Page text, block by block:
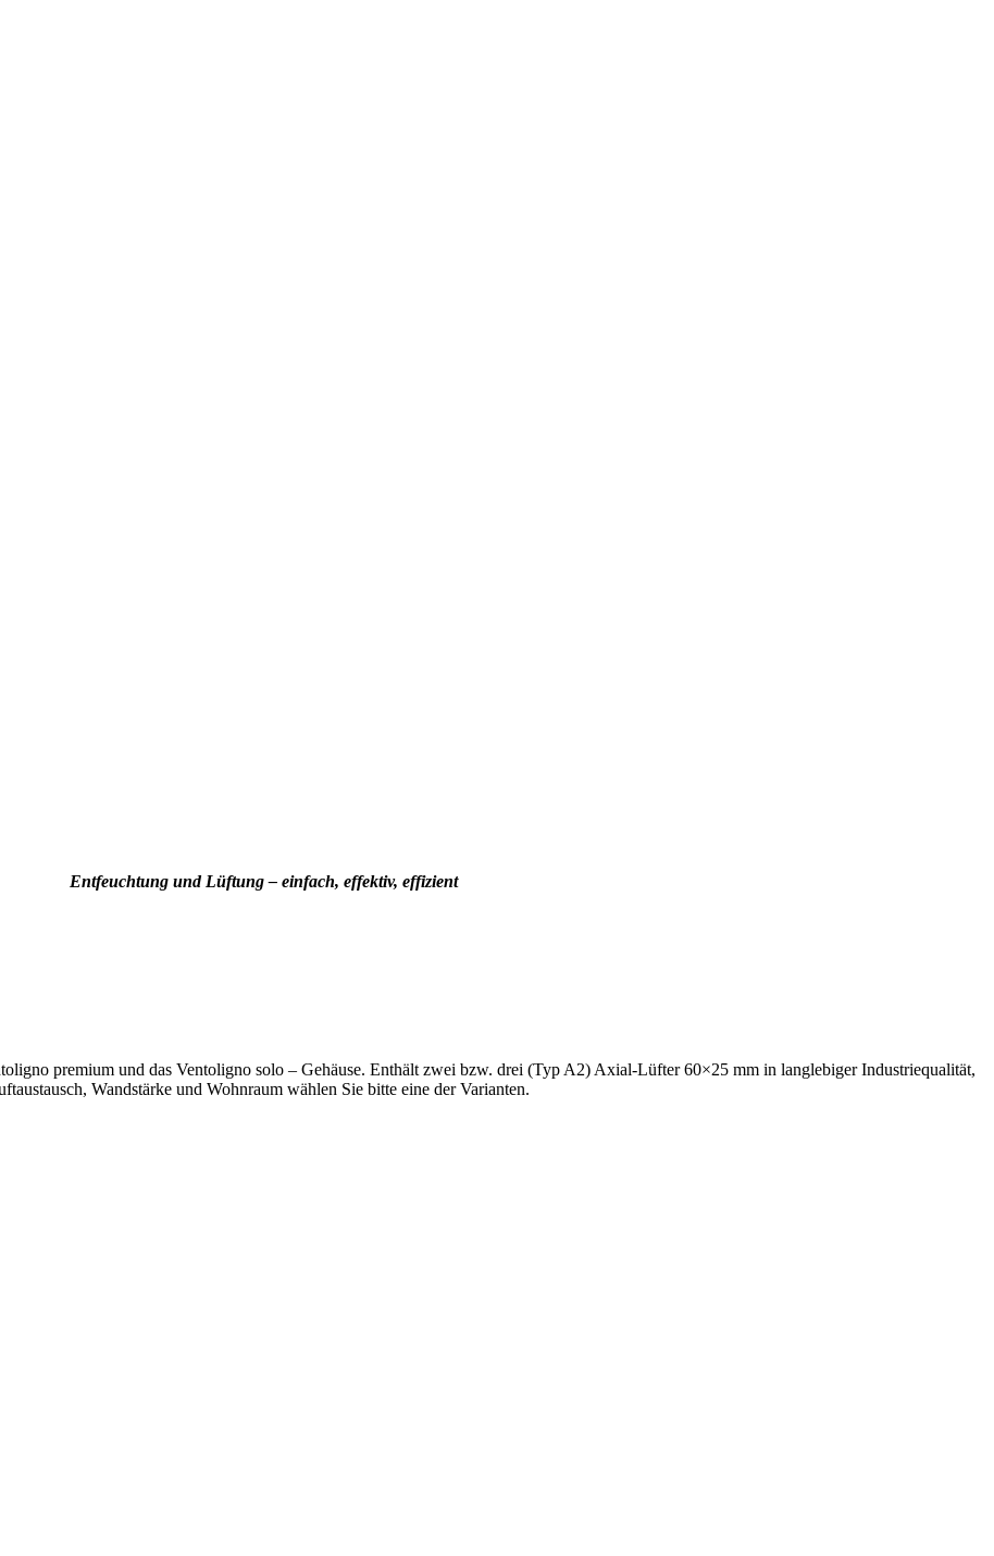
Entfeuchtung und Lüftung – einfach, effektiv, effizient
premium und das Ventoligno solo – Gehäuse. Enthält zwei bzw. drei (Typ A2) Axial-Lüfter 60×25 mm in langlebiger Industriequalität,
Wandstärke und Wohnraum wählen Sie bitte eine der Varianten.